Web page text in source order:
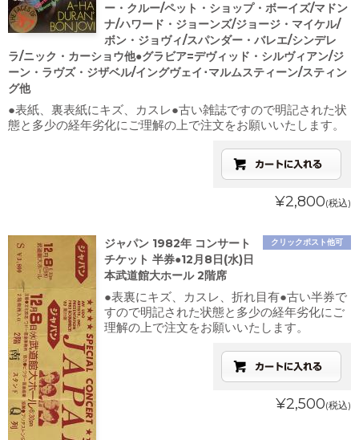
ー・クルー/ペット・ショップ・ボーイズ/マドン
ナ/ハワード・ジョーンズ/ジョージ・マイケル/
ボン・ジョヴィ/スパンダー・バレエ/シンデレ
ラ/ニック・カーショウ他●グラビア=デヴィッド・シルヴィアン/ジ
ーン・ラヴズ・ジザベル/イングヴェイ･マルムスティーン/スティン
グ他
●表紙、裏表紙にキズ、カスレ●古い雑誌ですので明記された状
態と多少の経年劣化にご理解の上で注文をお願いいたします。
¥2,800(税込)
クリックポスト他可
ジャパン 1982年 コンサート
チケット 半券●12月8日(水)日
本武道館大ホール 2階席
●表裏にキズ、カスレ、折れ目有●古い半券で
すので明記された状態と多少の経年劣化にご
理解の上で注文をお願いいたします。
¥2,500(税込)